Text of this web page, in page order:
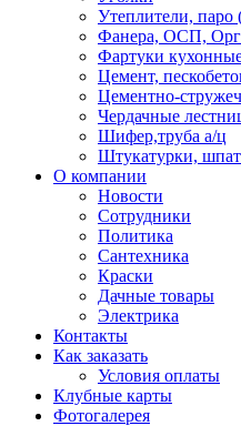
Утеплители, паро
Фанера, ОСП,
Фартуки
Цемент,
Цементно-
Чердачные
Шифер,труба а/ц
Штукатурки,
О компании
Новости
Сотрудники
Политика
Сантехника
Краски
Дачные товары
Электрика
Контакты
Как заказать
Условия оплаты
Клубные карты
Фотогалерея